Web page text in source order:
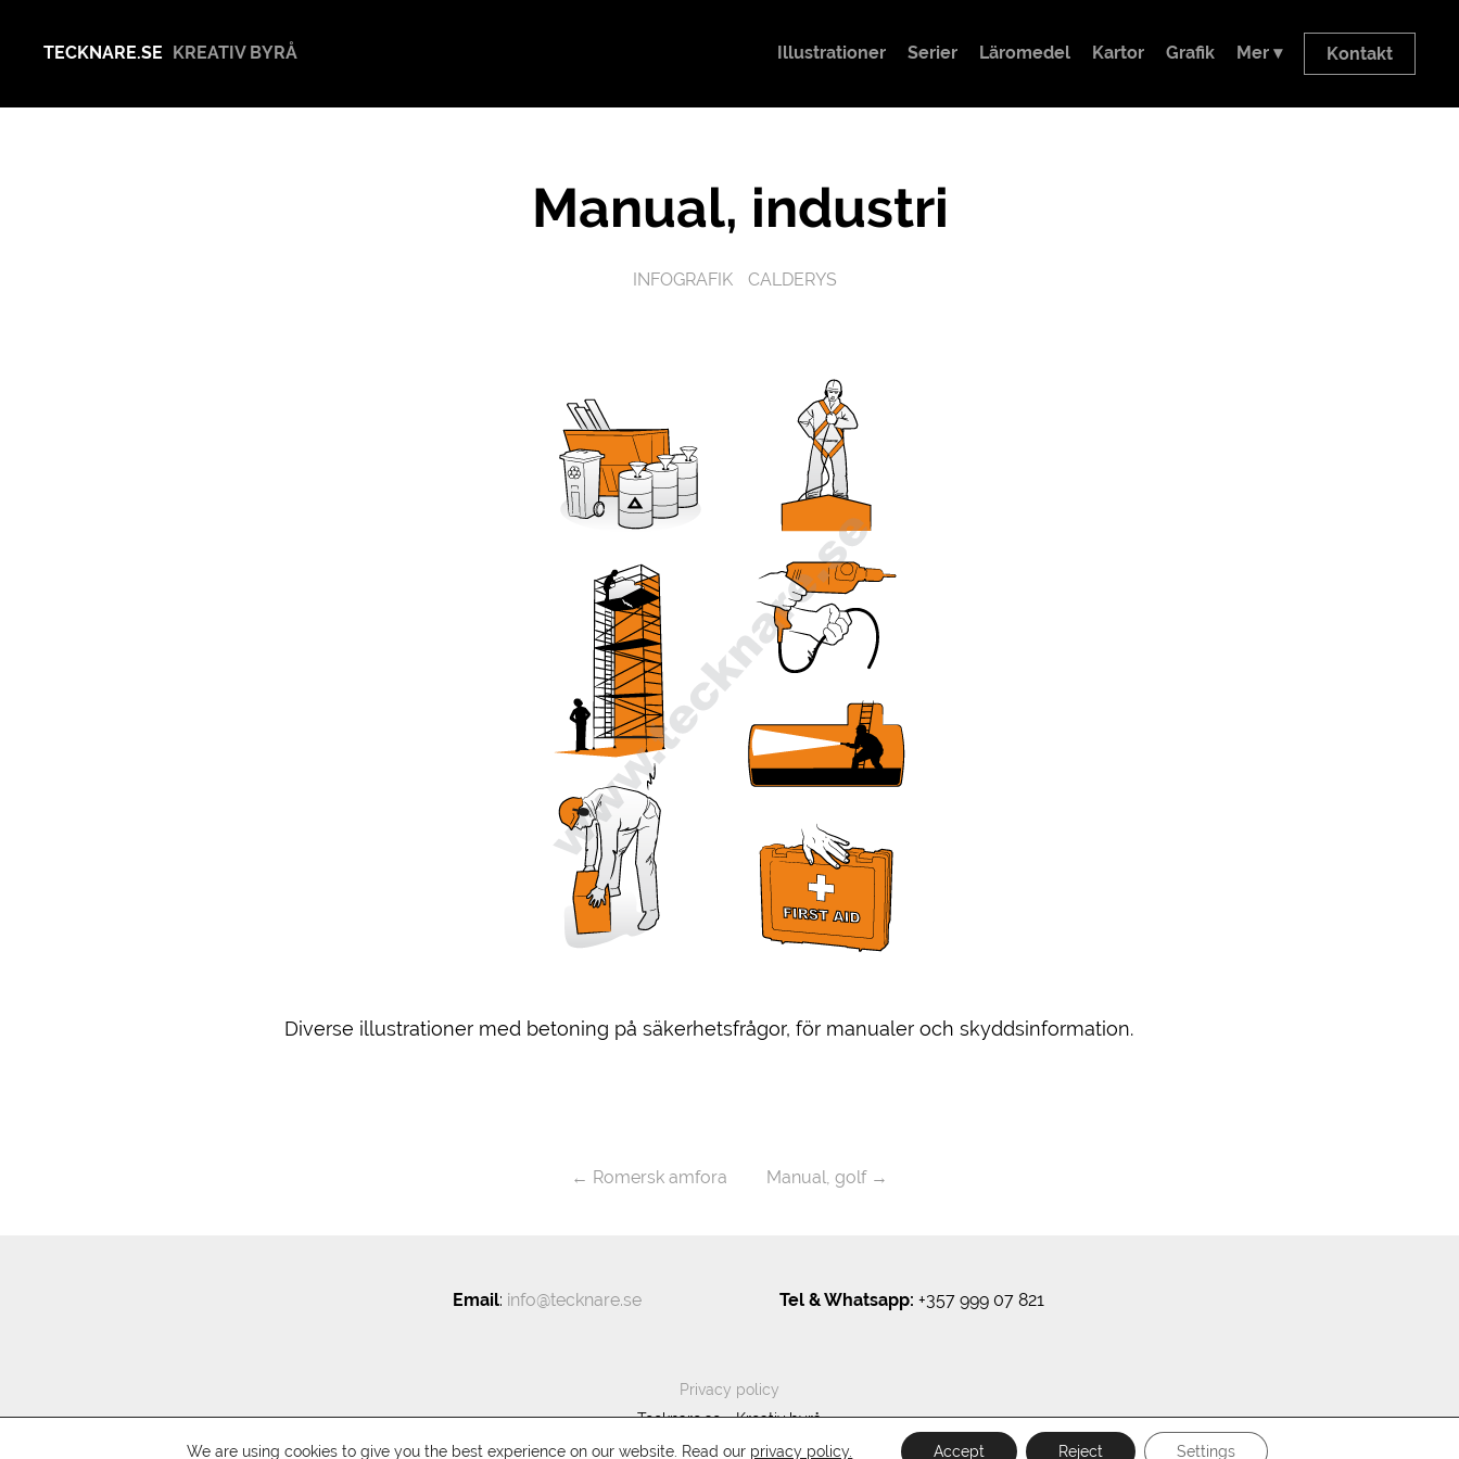
TECKNARE.SE KREATIV BYRÅ Illustrationer Serier Läromedel Kartor Grafik Mer ▾ Kontakt
Manual, industri
INFOGRAFIK CALDERYS
Diverse illustrationer med betoning på säkerhetsfrågor, för manualer och skyddsinformation.
← Romersk amfora Manual, golf→
Email: info@tecknare.se Tel & Whatsapp: +357 999 07 821
Privacy policy
Tecknare.se - Kreativ byrå
Powered by WordpressLemesos by
We are using cookies to give you the best experience on our website. Read our privacy policy. Accept Reject Settings